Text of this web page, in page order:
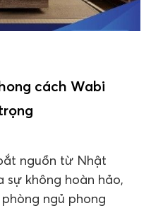
cách Wabi
nguồn từ Nhật
sự không hoàn hảo,
ngủ phong